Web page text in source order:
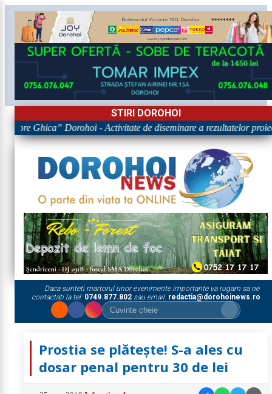
STIRI DOROHOI
Ghica” Dorohoi - Activitate de diseminare a rezultatelor
Daca sunteti martorul unor evenimente importante va rugam sa ne
contactati la tel: 0749.877.802sau email: redactia@dorohoinews.ro
Prostia se plăteşte! S-a ales cu
dosar penal pentru 30 de lei